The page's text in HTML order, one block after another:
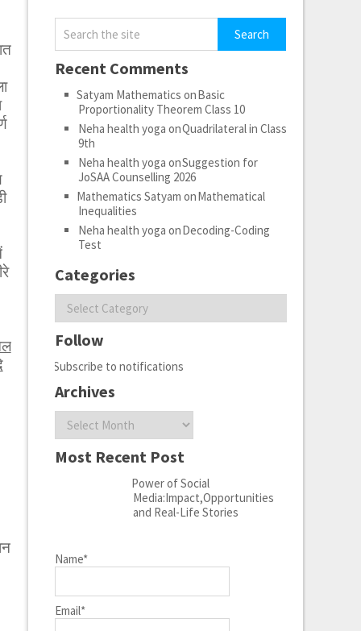
Recent Comments
Satyam Mathematics onBasic
Proportionality Theorem Class 10
Neha health yoga onQuadrilateral in Class
9th
Neha health yoga onSuggestion for
JoSAA Counselling 2026
Mathematics Satyam onMathematical
Inequalities
Neha health yoga onDecoding-Coding
Test
Categories
Categories
Follow
Subscribe to notifications
Archives
Archives
Most Recent Post
Power of Social
Media:Impact,Opportunities
and Real-Life Stories
Name*
Email*